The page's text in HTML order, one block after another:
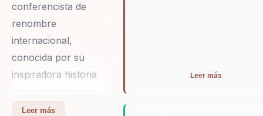
conferencista de
renombre
internacional,
conocida por su
inspiradora historia
compromiso con la
Leer más
Leer más